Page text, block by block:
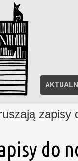
zapisy
do